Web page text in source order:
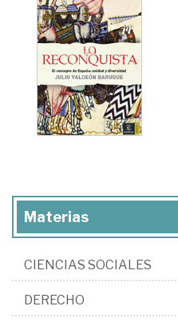
Materias
CIENCIAS SOCIALES
DERECHO